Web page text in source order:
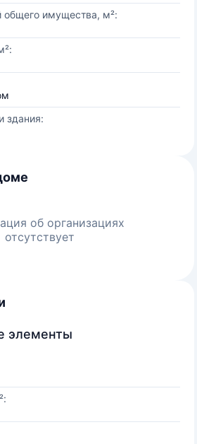
имущества, м²:
здания:
об организациях
отсутствует
элементы